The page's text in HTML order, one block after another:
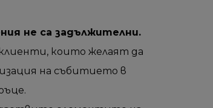
не са задължителни.
клиенти, които желаят да
на събитието в